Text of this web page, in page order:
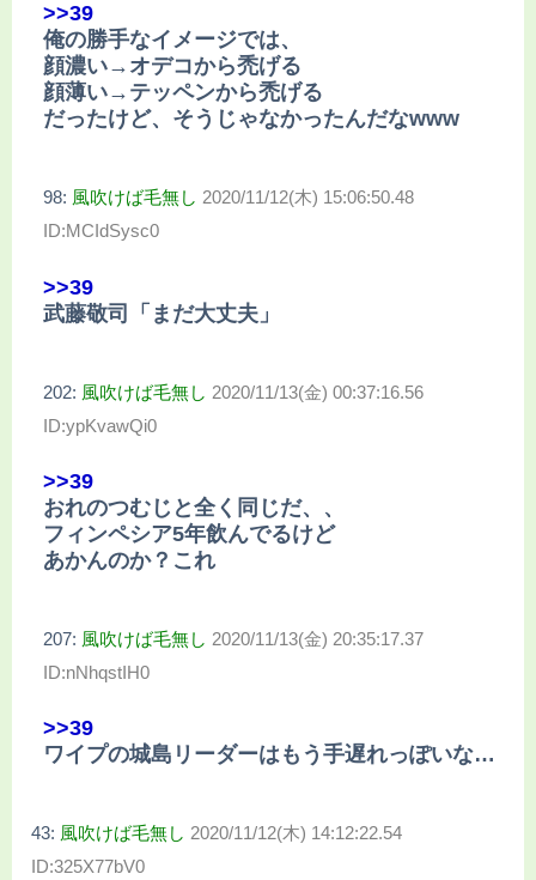
>>39
俺の勝手なイメージでは、
顔濃い→オデコから禿げる
顔薄い→テッペンから禿げる
だったけど、そうじゃなかったんだなwww
98: 風吹けば毛無し 2020/11/12(木) 15:06:50.48
ID:MCIdSysc0
>>39
武藤敬司「まだ大丈夫」
202: 風吹けば毛無し 2020/11/13(金) 00:37:16.56
ID:ypKvawQi0
>>39
おれのつむじと全く同じだ、、
フィンペシア5年飲んでるけど
あかんのか？これ
207: 風吹けば毛無し 2020/11/13(金) 20:35:17.37
ID:nNhqstIH0
>>39
ワイプの城島リーダーはもう手遅れっぽいな…
43: 風吹けば毛無し 2020/11/12(木) 14:12:22.54
ID:325X77bV0